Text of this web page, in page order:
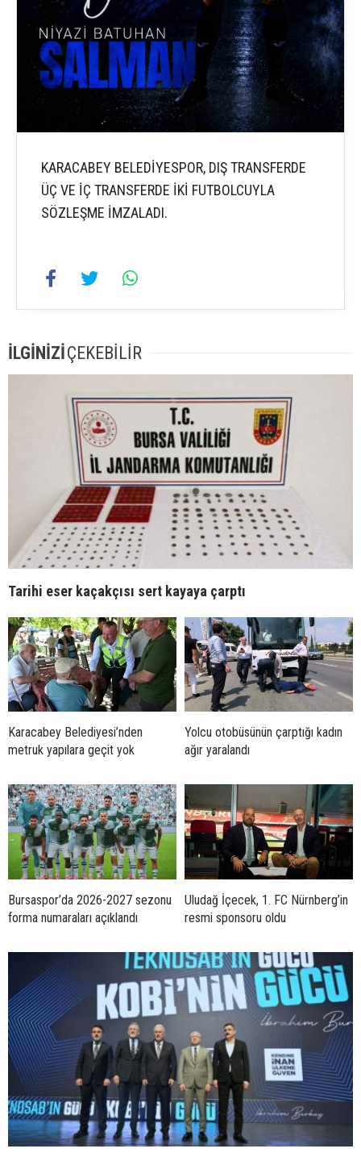
KARACABEY BELEDİYESPOR, DIŞ TRANSFERDE
ÜÇ VE İÇ TRANSFERDE İKİ FUTBOLCUYLA
SÖZLEŞME İMZALADI.
İLGİNİZİÇEKEBİLİR
Tarihi eser kaçakçısı sert kayaya çarptı
Karacabey Belediyesi’nden
metruk yapılara geçit yok
Yolcu otobüsünün çarptığı kadın
ağır yaralandı
Bursaspor’da 2026-2027 sezonu
forma numaraları açıklandı
Uludağ İçecek, 1. FC Nürnberg’in
resmi sponsoru oldu